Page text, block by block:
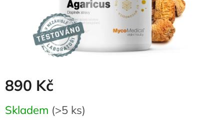
890 Kč
Měrná
cena:
Skladem (>5 ks)